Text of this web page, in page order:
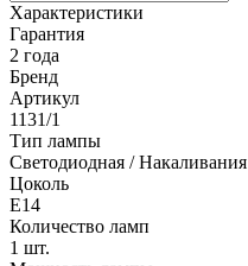
Характеристики
Гарантия
2 года
Бренд
Артикул
1131/1
Тип лампы
Светодиодная / Накаливания
Цоколь
E14
Количество ламп
1 шт.